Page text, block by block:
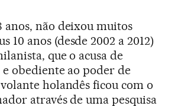
anos, não deixou muitos
10 anos (desde 2002 a 2012)
que o acusa de
obediente ao poder de
holandês ficou com o
através de uma pesquisa